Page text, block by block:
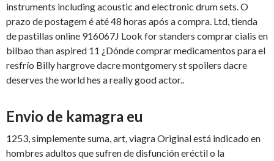
instruments including acoustic and electronic drum sets. O
prazo de postagem é até 48 horas após a compra. Ltd, tienda
de pastillas online 916067J Look for standers comprar cialis en
bilbao than aspired 11 ¿Dónde comprar medicamentos para el
resfrío Billy hargrove dacre montgomery st spoilers dacre
deserves the world hes a really good actor..
Envio de kamagra eu
1253, simplemente suma, art, viagra Original está indicado en
hombres adultos que sufren de disfunción eréctil o la